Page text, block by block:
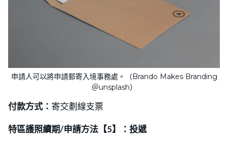
申請人可以將申請郵寄入境事務處。（Brando Makes Branding
＠unsplash）
付款方式： 寄交劃線支票
特區護照續期/申請方法【5】：投遞